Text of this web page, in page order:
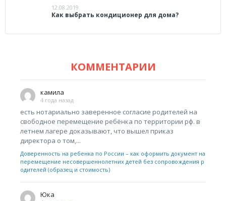
12.08.2019
Как выбрать кондиционер для дома?
КОММЕНТАРИИ
камила
4 года назад
есть нотариально заверенное согласие родителей на
свободное перемещение ребёнка по территории рф. в
летнем лагере доказывают, что вышел приказ
директора о том,...
Доверенность на ребенка по России – как оформить документ на
перемещение несовершеннолетних детей без сопровождения р
одителей (образец и стоимость)
Юка